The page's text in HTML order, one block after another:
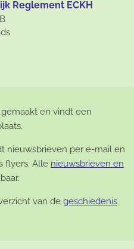
Reglement ECKH
en vindt een
nieuwsbrieven per e-mail en
flyers. Alle nieuwsbrieven en
van de geschiedenis